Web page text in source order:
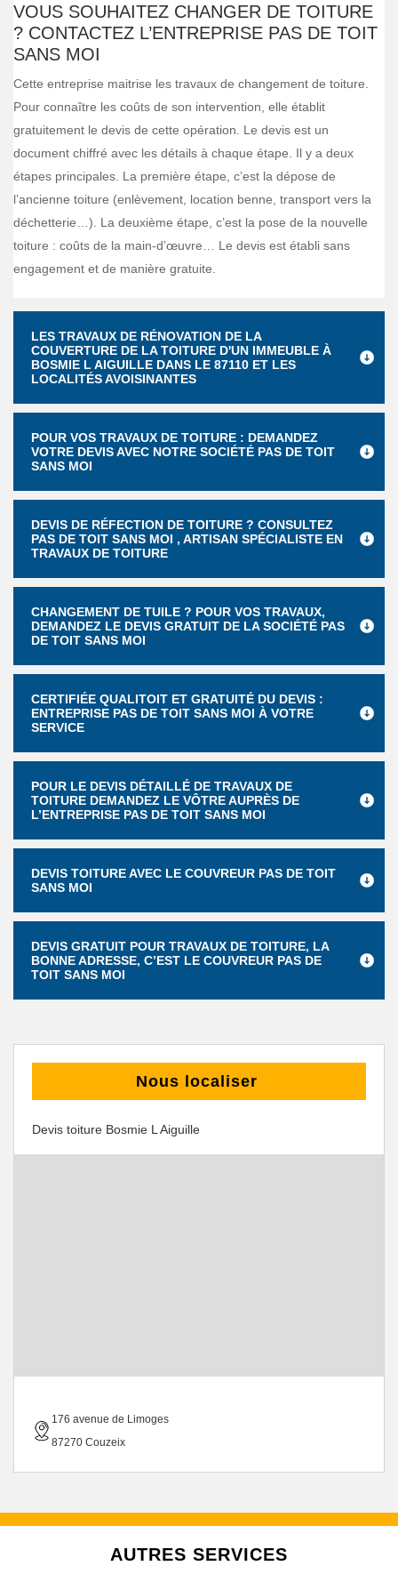
VOUS SOUHAITEZ CHANGER DE TOITURE
? CONTACTEZ L’ENTREPRISE PAS DE TOIT
SANS MOI
Cette entreprise maitrise les travaux de changement de toiture.
Pour connaître les coûts de son intervention, elle établit
gratuitement le devis de cette opération. Le devis est un
document chiffré avec les détails à chaque étape. Il y a deux
étapes principales. La première étape, c’est la dépose de
l’ancienne toiture (enlèvement, location benne, transport vers la
déchetterie…). La deuxième étape, c’est la pose de la nouvelle
toiture : coûts de la main-d’œuvre… Le devis est établi sans
engagement et de manière gratuite.
LES TRAVAUX DE RÉNOVATION DE LA
COUVERTURE DE LA TOITURE D'UN IMMEUBLE À
BOSMIE L AIGUILLE DANS LE 87110 ET LES
LOCALITÉS AVOISINANTES
POUR VOS TRAVAUX DE TOITURE : DEMANDEZ
VOTRE DEVIS AVEC NOTRE SOCIÉTÉ PAS DE TOIT
SANS MOI
DEVIS DE RÉFECTION DE TOITURE ? CONSULTEZ
PAS DE TOIT SANS MOI , ARTISAN SPÉCIALISTE EN
TRAVAUX DE TOITURE
CHANGEMENT DE TUILE ? POUR VOS TRAVAUX,
DEMANDEZ LE DEVIS GRATUIT DE LA SOCIÉTÉ PAS
DE TOIT SANS MOI
CERTIFIÉE QUALITOIT ET GRATUITÉ DU DEVIS :
ENTREPRISE PAS DE TOIT SANS MOI À VOTRE
SERVICE
POUR LE DEVIS DÉTAILLÉ DE TRAVAUX DE
TOITURE DEMANDEZ LE VÔTRE AUPRÈS DE
L’ENTREPRISE PAS DE TOIT SANS MOI
DEVIS TOITURE AVEC LE COUVREUR PAS DE TOIT
SANS MOI
DEVIS GRATUIT POUR TRAVAUX DE TOITURE, LA
BONNE ADRESSE, C’EST LE COUVREUR PAS DE
TOIT SANS MOI
Nous localiser
Devis toiture Bosmie L Aiguille
176 avenue de Limoges
87270 Couzeix
AUTRES SERVICES